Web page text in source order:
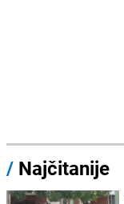
/ Najčitanije